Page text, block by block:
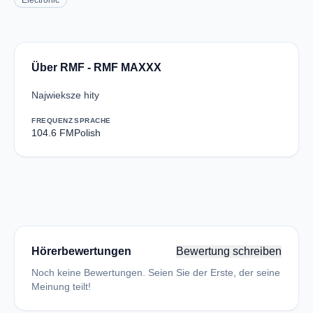
Über RMF - RMF MAXXX
Najwieksze hity
FREQUENZ
104.6 FM
SPRACHE
Polish
Hörerbewertungen Bewertung schreiben
Noch keine Bewertungen. Seien Sie der Erste, der seine
Meinung teilt!